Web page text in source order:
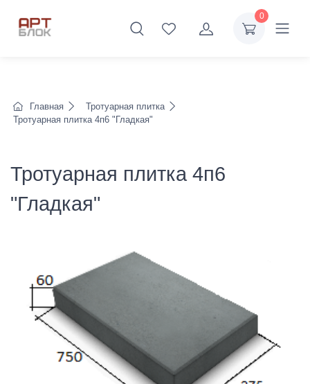
0
Главная
Тротуарная плитка
Тротуарная плитка 4п6 "Гладкая"
Тротуарная плитка 4п6
"Гладкая"